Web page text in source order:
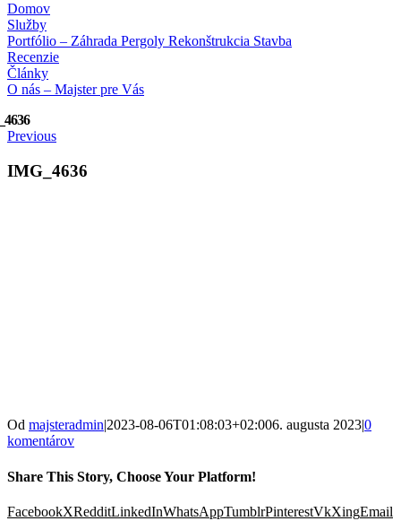
Domov
Služby
Portfólio – Záhrada Pergoly Rekonštrukcia Stavba
Recenzie
Články
O nás – Majster pre Vás
Previous
IMG_4636
Od majsteradmin|2023-08-06T01:08:03+02:006. augusta 2023|0
komentárov
Share This Story, Choose Your Platform!
FacebookXRedditLinkedInWhatsAppTumblrPinterestVkXingEmail